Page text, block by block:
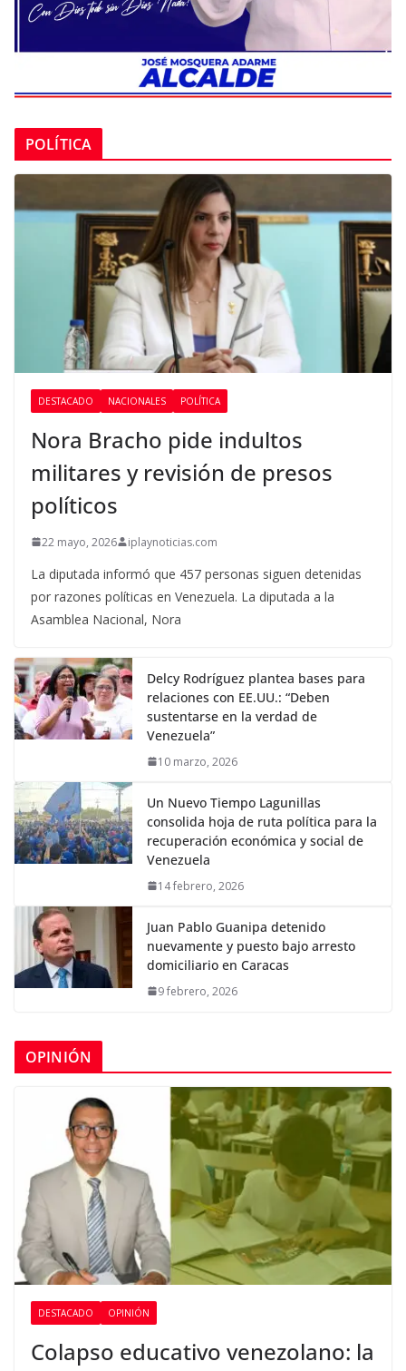
POLÍTICA
DESTACADO NACIONALES POLÍTICA
Nora Bracho pide indultos
militares y revisión de presos
políticos
22 mayo, 2026 iplaynoticias.com
La diputada informó que 457 personas siguen detenidas
por razones políticas en Venezuela. La diputada a la
Asamblea Nacional, Nora
Delcy Rodríguez plantea bases para
relaciones con EE.UU.: “Deben
sustentarse en la verdad de
Venezuela”
10 marzo, 2026
Un Nuevo Tiempo Lagunillas
consolida hoja de ruta política para la
recuperación económica y social de
Venezuela
14 febrero, 2026
Juan Pablo Guanipa detenido
nuevamente y puesto bajo arresto
domiciliario en Caracas
9 febrero, 2026
OPINIÓN
DESTACADO OPINIÓN
Colapso educativo venezolano: la